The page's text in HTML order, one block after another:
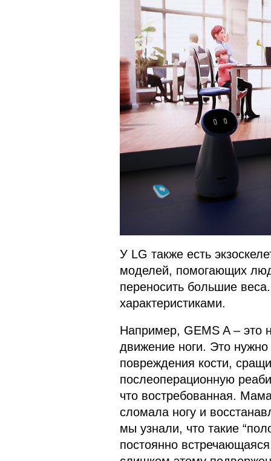
У LG также есть
моделей, помогающих
переносить большие
характеристиками.
Например, GEMS A – это
движение ноги. Это
повреждения кости,
послеоперационную
что востребованная.
сломала ногу и
мы узнали, что такие
постоянно